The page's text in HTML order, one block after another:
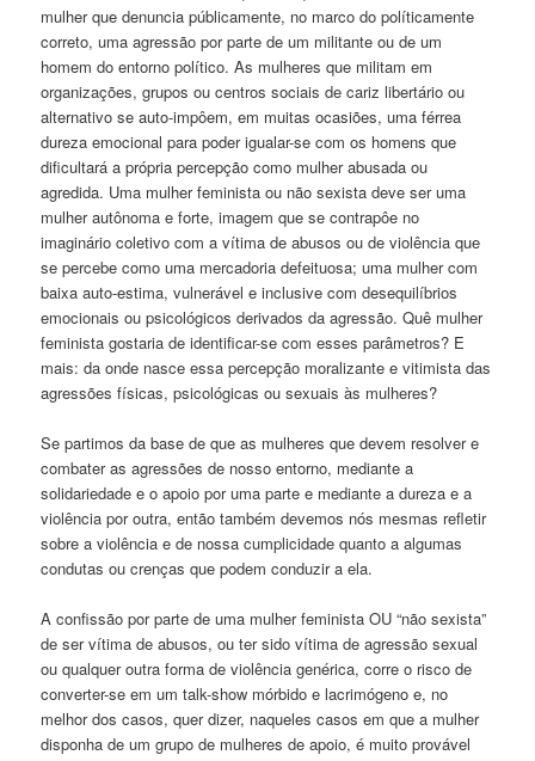
mulher que denuncia públicamente, no marco do políticamente
correto, uma agressão por parte de um militante ou de um
homem do entorno político. As mulheres que militam em
organizações, grupos ou centros sociais de cariz libertário ou
alternativo se auto-impôem, em muitas ocasiões, uma férrea
dureza emocional para poder igualar-se com os homens que
dificultará a própria percepção como mulher abusada ou
agredida. Uma mulher feminista ou não sexista deve ser uma
mulher autônoma e forte, imagem que se contrapôe no
imaginário coletivo com a vítima de abusos ou de violência que
se percebe como uma mercadoria defeituosa; uma mulher com
baixa auto-estima, vulnerável e inclusive com desequilíbrios
emocionais ou psicológicos derivados da agressão. Quê mulher
feminista gostaria de identificar-se com esses parâmetros? E
mais: da onde nasce essa percepção moralizante e vitimista das
agressões físicas, psicológicas ou sexuais às mulheres?
Se partimos da base de que as mulheres que devem resolver e
combater as agressões de nosso entorno, mediante a
solidariedade e o apoio por uma parte e mediante a dureza e a
violência por outra, então também devemos nós mesmas refletir
sobre a violência e de nossa cumplicidade quanto a algumas
condutas ou crenças que podem conduzir a ela.
A confissão por parte de uma mulher feminista OU “não sexista”
de ser vítima de abusos, ou ter sido vítima de agressão sexual
ou qualquer outra forma de violência genérica, corre o risco de
converter-se em um talk-show mórbido e lacrimógeno e, no
melhor dos casos, quer dizer, naqueles casos em que a mulher
disponha de um grupo de mulheres de apoio, é muito provável